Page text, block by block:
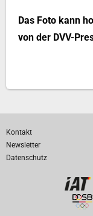
Das Foto kann
von der DVV-
Kontakt
Newsletter
Datenschutz